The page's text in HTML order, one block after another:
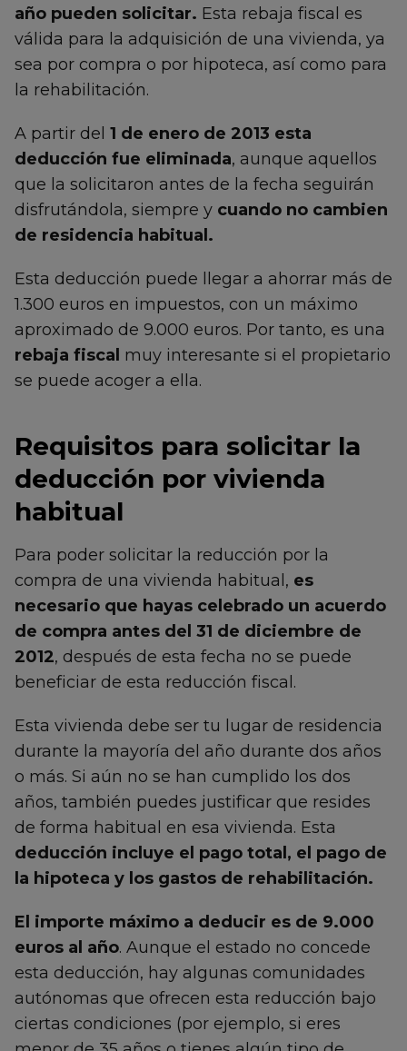
año pueden solicitar. Esta rebaja fiscal es
válida para la adquisición de una vivienda, ya
sea por compra o por hipoteca, así como para
la rehabilitación.
A partir del 1 de enero de 2013 esta
deducción fue eliminada, aunque aquellos
que la solicitaron antes de la fecha seguirán
disfrutándola, siempre y cuando no cambien
de residencia habitual.
Esta deducción puede llegar a ahorrar más de
1.300 euros en impuestos, con un máximo
aproximado de 9.000 euros. Por tanto, es una
rebaja fiscal muy interesante si el propietario
se puede acoger a ella.
Requisitos para solicitar la
deducción por vivienda
habitual
Para poder solicitar la reducción por la
compra de una vivienda habitual, es
necesario que hayas celebrado un acuerdo
de compra antes del 31 de diciembre de
2012, después de esta fecha no se puede
beneficiar de esta reducción fiscal.
Esta vivienda debe ser tu lugar de residencia
durante la mayoría del año durante dos años
o más. Si aún no se han cumplido los dos
años, también puedes justificar que resides
de forma habitual en esa vivienda. Esta
deducción incluye el pago total, el pago de
la hipoteca y los gastos de rehabilitación.
El importe máximo a deducir es de 9.000
euros al año. Aunque el estado no concede
esta deducción, hay algunas comunidades
autónomas que ofrecen esta reducción bajo
ciertas condiciones (por ejemplo, si eres